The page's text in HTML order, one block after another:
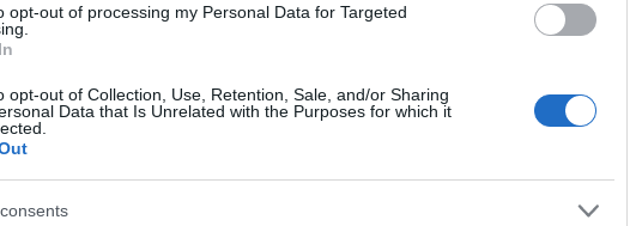
opt-out of processing my Personal Data for Targeted
opt-out of Collection, Use, Retention, Sale, and/or Sharing
Data that Is Unrelated with the Purposes for which it
ο Πέτρος Νάζος με την
Λιβιεράτου κλέβει την
της, όσο και με τις